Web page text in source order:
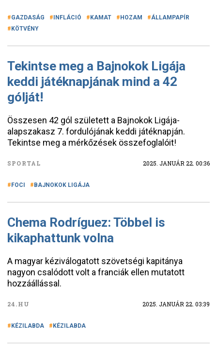
GAZDASÁG INFLÁCIÓ KAMAT HOZAM
ÁLLAMPAPÍR
KÖTVÉNY
Tekintse meg a Bajnokok Ligája
keddi játéknapjának mind a 42
gólját!
Összesen 42 gól született a Bajnokok Ligája-
alapszakasz 7. fordulójának keddi játéknapján.
Tekintse meg a mérkőzések összefoglalóit!
SPORTAL 2025. JANUÁR 22. 00:36
FOCI BAJNOKOK LIGÁJA
Chema Rodríguez: Többel is
kikaphattunk volna
A magyar kéziválogatott szövetségi kapitánya
nagyon csalódott volt a franciák ellen mutatott
hozzáállással.
24.HU 2025. JANUÁR 22. 03:39
KÉZILABDA KÉZILABDA